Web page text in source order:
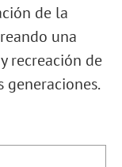
de la
una
recreación de
generaciones.